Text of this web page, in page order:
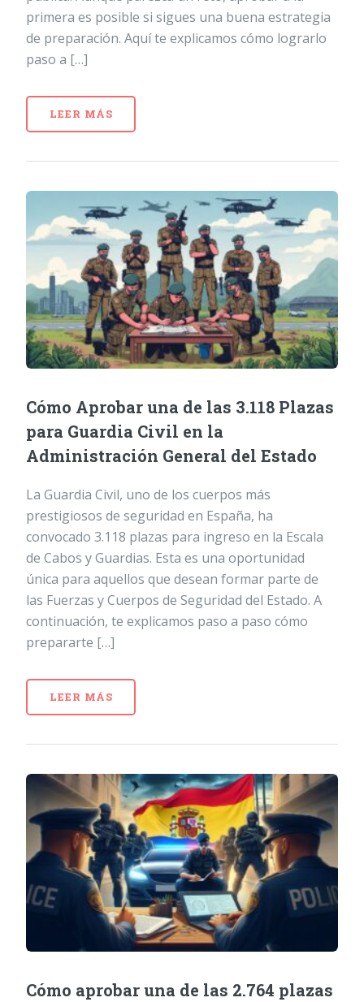
primera es posible si sigues una buena estrategia
de preparación. Aquí te explicamos cómo lograrlo
paso a […]
LEER MÁS
Cómo Aprobar una de las 3.118 Plazas
para Guardia Civil en la
Administración General del Estado
La Guardia Civil, uno de los cuerpos más
prestigiosos de seguridad en España, ha
convocado 3.118 plazas para ingreso en la Escala
de Cabos y Guardias. Esta es una oportunidad
única para aquellos que desean formar parte de
las Fuerzas y Cuerpos de Seguridad del Estado. A
continuación, te explicamos paso a paso cómo
prepararte […]
LEER MÁS
Cómo aprobar una de las 2.764 plazas